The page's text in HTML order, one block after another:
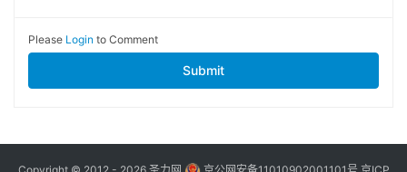
Please Login to Comment
Submit